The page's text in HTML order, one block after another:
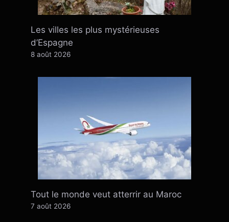
Les villes les plus mystérieuses
d’Espagne
8 août 2026
Tout le monde veut atterrir au Maroc
7 août 2026